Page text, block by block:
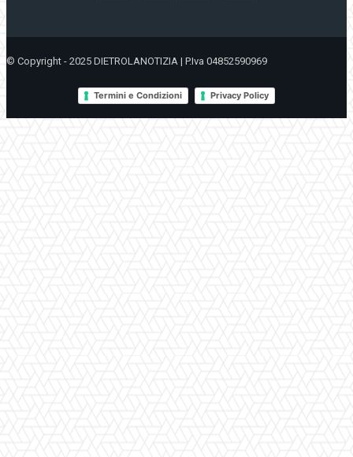
© Copyright - 2025 DIETROLANOTIZIA | P.Iva 04852590969
Termini e Condizioni Privacy Policy